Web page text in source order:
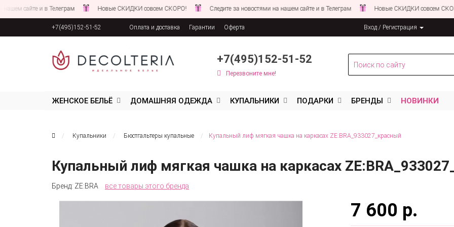
и в Телеграм Новые СКИДКИ совсем СКОРО! Следите за новостями на нашем сайте и в Телеграм Новые СКИДКИ совсем СКОРО!
+7(495)152-51-52 Оплата и доставка Гарантии Оферта Вход / Регистрация
+7(495)152-51-52
Перезвоните мне!
ЖЕНСКОЕ БЕЛЬЁ ДОМАШНЯЯ ОДЕЖДА КУПАЛЬНИКИ ПОДАРКИ БРЕНДЫ НОВИНКИ
Купальники Бюстгальтеры купальные Купальный лиф мягкая чашка на каркасах ZE:BRA_933027_красный
Купальный лиф мягкая чашка на каркасах
Бренд: ZE:BRA все товары этого бренда
7 600 р.